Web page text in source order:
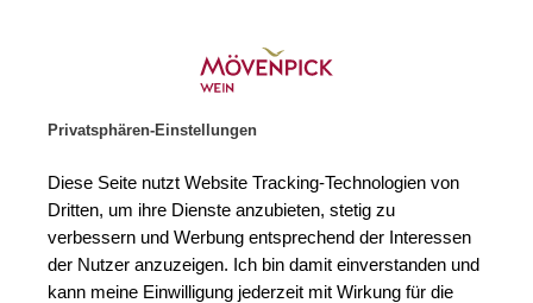
Privatsphären-Einstellungen
Diese Seite nutzt Website Tracking-Technologien von
Dritten, um ihre Dienste anzubieten, stetig zu
verbessern und Werbung entsprechend der Interessen
der Nutzer anzuzeigen. Ich bin damit einverstanden und
kann meine Einwilligung jederzeit mit Wirkung für die
Oregon 0